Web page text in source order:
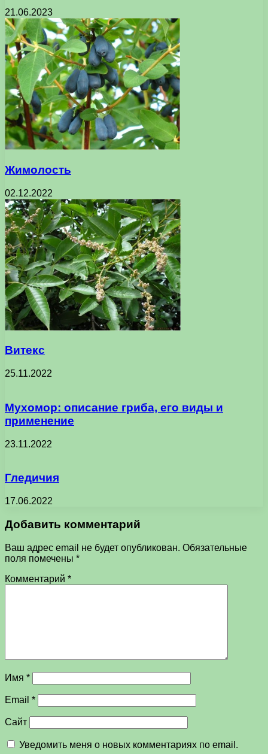
21.06.2023
Жимолость
02.12.2022
Витекс
25.11.2022
Мухомор: описание гриба, его виды и
применение
23.11.2022
Гледичия
17.06.2022
Добавить комментарий
Ваш адрес email не будет опубликован. Обязательные
поля помечены *
Комментарий *
Имя *
Email *
Сайт
Уведомить меня о новых комментариях по email.